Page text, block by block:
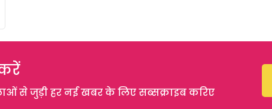
से जुड़ी हर नई खबर के लिए सब्सक्राइब करिए